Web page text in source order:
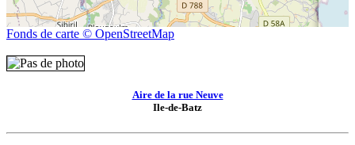
Fonds de carte © OpenStreetMap
Aire de la rue Neuve
Ile-de-Batz